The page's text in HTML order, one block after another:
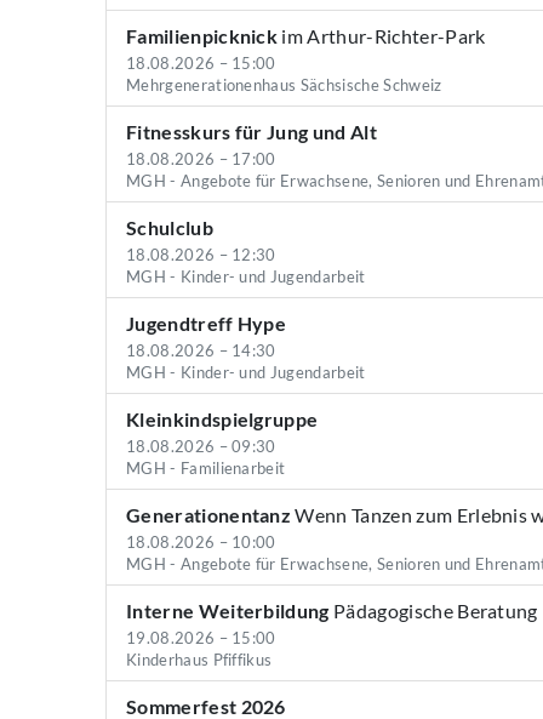
Familienpicknick im Arthur-Richter-Park
18.08.2026 – 15:00
Mehrgenerationenhaus Sächsische Schweiz
Fitnesskurs für Jung und Alt
18.08.2026 – 17:00
MGH - Angebote für Erwachsene, Senioren und
Schulclub
18.08.2026 – 12:30
MGH - Kinder- und Jugendarbeit
Jugendtreff Hype
18.08.2026 – 14:30
MGH - Kinder- und Jugendarbeit
Kleinkindspielgruppe
18.08.2026 – 09:30
MGH - Familienarbeit
Generationentanz Wenn Tanzen zum Erlebnis
18.08.2026 – 10:00
MGH - Angebote für Erwachsene, Senioren und
Interne Weiterbildung Pädagogische Beratung
19.08.2026 – 15:00
Kinderhaus Pfiffikus
Sommerfest 2026